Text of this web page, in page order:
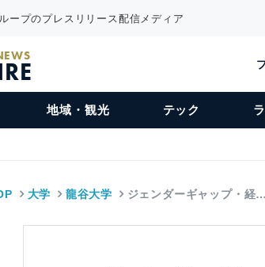
ープのプレスリリース配信メディア
地域・観光 テック
大学 龍谷大学 ジェンダーギャップ・経…